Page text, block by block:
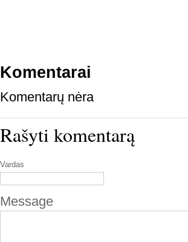
Komentarai
Komentarų nėra
Rašyti komentarą
Vardas
Message